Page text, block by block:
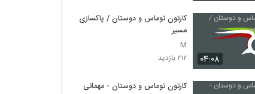
۰۴:۰۸
کارتون توماس و دوستان / پاکسازی
مسیر
M
۲۱۲ بازدید
کارتون توماس و دوستان - مهمانی